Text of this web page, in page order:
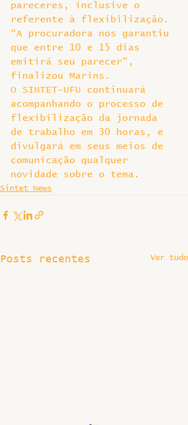
pareceres, inclusive o
referente à flexibilização.
“A procuradora nos garantiu
que entre 10 e 15 dias
emitirá seu parecer”,
finalizou Marins.
O SINTET-UFU continuará
acompanhando o processo de
flexibilização da jornada
de trabalho em 30 horas, e
divulgará em seus meios de
comunicação qualquer
novidade sobre o tema.
Sintet News
Posts recentes Ver tudo